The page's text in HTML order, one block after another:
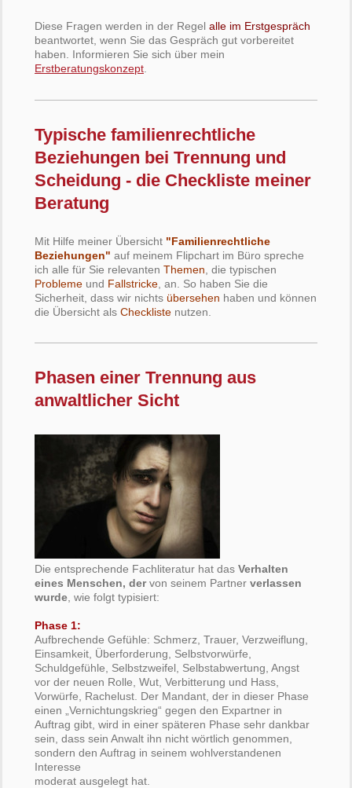
Diese Fragen werden in der Regel alle im Erstgespräch
beantwortet, wenn Sie das Gespräch gut vorbereitet
haben. Informieren Sie sich über mein
Erstberatungskonzept.
Typische familienrechtliche
Beziehungen bei Trennung und
Scheidung - die Checkliste meiner
Beratung
Mit Hilfe meiner Übersicht "Familienrechtliche
Beziehungen" auf meinem Flipchart im Büro spreche
ich alle für Sie relevanten Themen , die typischen
Probleme und Fallstricke , an. So haben Sie die
Sicherheit, dass wir nichts übersehen haben und können
die Übersicht als Checkliste nutzen.
Phasen einer Trennung aus
anwaltlicher Sicht
Die entsprechende Fachliteratur hat das Verhalten
eines Menschen, der von seinem Partner verlassen
wurde , wie folgt typisiert:
Phase 1:
Aufbrechende Gefühle: Schmerz, Trauer, Verzweiflung,
Einsamkeit, Überforderung, Selbstvorwürfe,
Schuldgefühle, Selbstzweifel, Selbstabwertung, Angst
vor der neuen Rolle, Wut, Verbitterung und Hass,
Vorwürfe, Rachelust. Der Mandant, der in dieser Phase
einen „Vernichtungskrieg“ gegen den Expartner in
Auftrag gibt, wird in einer späteren Phase sehr dankbar
sein, dass sein Anwalt ihn nicht wörtlich genommen,
sondern den Auftrag in seinem wohlverstandenen
Interesse
moderat ausgelegt hat.